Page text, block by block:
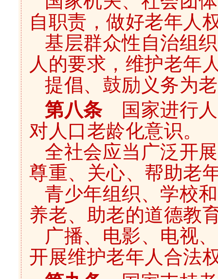
自职责，做好老年人
基层群众性自治组
人的要求，维护老年
提倡、鼓励义务为
第八条国家进行人
对人口老龄化意识。
全社会应当广泛开
尊重、关心、帮助老
青少年组织、学校
养老、助老的道德教
广播、电影、电视
开展维护老年人合法